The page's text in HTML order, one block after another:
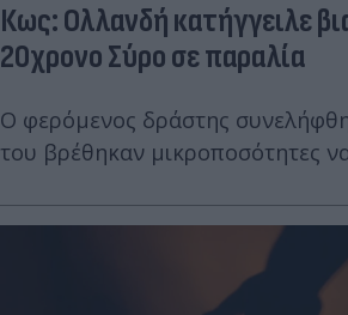
Κως: Ολλανδή κατήγγειλε
20χρονο Σύρο σε παραλία
Ο φερόμενος δράστης
του βρέθηκαν μικροποσότητες